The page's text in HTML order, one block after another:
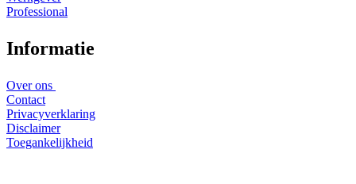
Professional
Informatie
Over ons
Contact
Privacyverklaring
Disclaimer
Toegankelijkheid